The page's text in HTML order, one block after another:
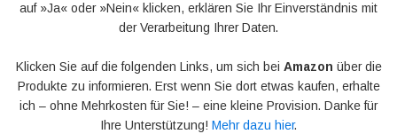
auf »Ja« oder »Nein« klicken, erklären Sie Ihr Einverständnis mit
der Verarbeitung Ihrer Daten.
Klicken Sie auf die folgenden Links, um sich bei Amazon über die
Produkte zu informieren. Erst wenn Sie dort etwas kaufen, erhalte
ich – ohne Mehrkosten für Sie! – eine kleine Provision. Danke für
Ihre Unterstützung! Mehr dazu hier.